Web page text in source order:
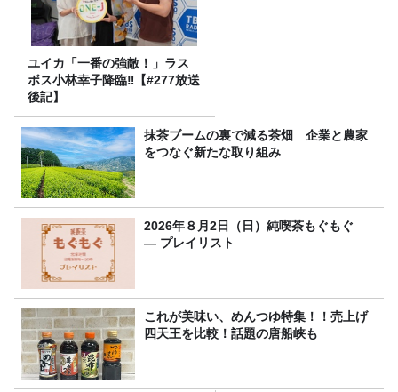
ユイカ「一番の強敵！」ラス
ボス小林幸子降臨‼【#277放送
後記】
抹茶ブームの裏で減る茶畑 企業と農家
をつなぐ新たな取り組み
2026年８月2日（日）純喫茶もぐもぐ
― プレイリスト
これが美味い、めんつゆ特集！！売上げ
四天王を比較！話題の唐船峡も